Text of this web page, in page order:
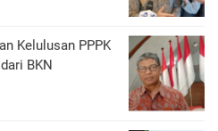
Kelulusan PPPK
BKN